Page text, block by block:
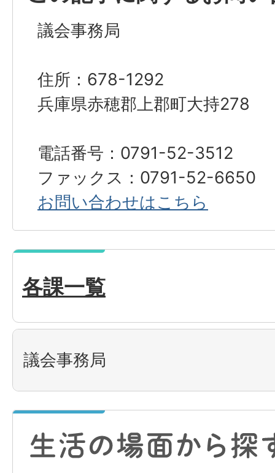
議会事務局
住所：678-1292
兵庫県赤穂郡上郡町大持278
電話番号：0791-52-3512
ファックス：0791-52-6650
お問い合わせはこちら
各課一覧
議会事務局